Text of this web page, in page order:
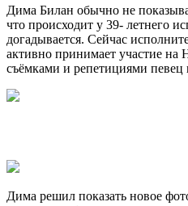
Дима Билан обычно не
что происходит у 39- летнего
догадывается. Сейчас
активно принимает участие
съёмками и репетициями певец
Дима решил показать новое